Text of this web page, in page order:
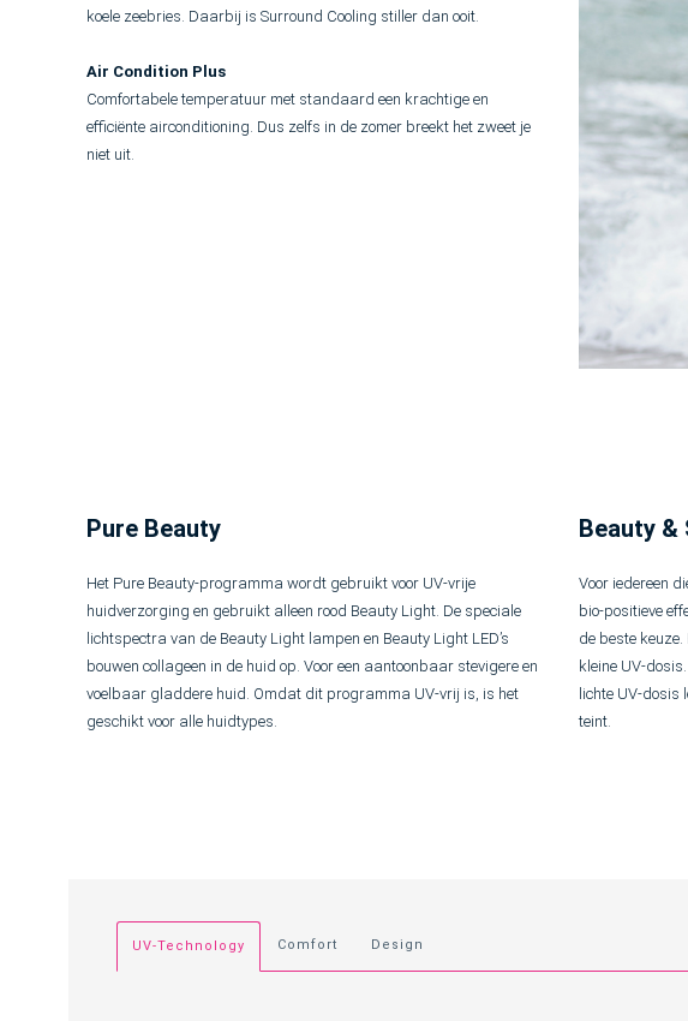
koele zeebries. Daarbij is Surround Cooling stiller dan ooit.
Air Condition Plus
Comfortabele temperatuur met standaard een krachtige en
efficiënte airconditioning. Dus zelfs in de zomer breekt het zweet je
niet uit.
Pure Beauty
Het Pure Beauty-programma wordt gebruikt voor UV-vrije
huidverzorging en gebruikt alleen rood Beauty Light. De speciale
lichtspectra van de Beauty Light lampen en Beauty Light LED’s
bouwen collageen in de huid op. Voor een aantoonbaar stevigere en
voelbaar gladdere huid. Omdat dit programma UV-vrij is, is het
geschikt voor alle huidtypes.
Beauty &
Voor iedereen
bio-positieve
de beste
kleine UV-
lichte UV-
teint.
UV-Technology Comfort Design